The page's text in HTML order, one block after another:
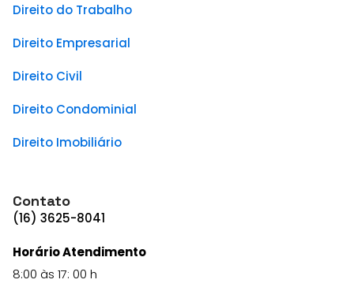
Direito do Trabalho
Direito Empresarial
Direito Civil
Direito Condominial
Direito Imobiliário
Contato
(16) 3625-8041
Horário Atendimento
8:00 às 17: 00 h